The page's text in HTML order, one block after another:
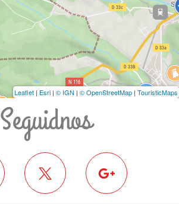
Leaflet | Esri | © IGN | © OpenStreetMap | TouristicMaps
Seguidnos